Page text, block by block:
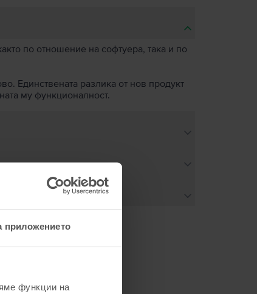
приложението
функции на
по отношение на софтуера, така и по
Единствената разлика от нов продукт
му функционалност.